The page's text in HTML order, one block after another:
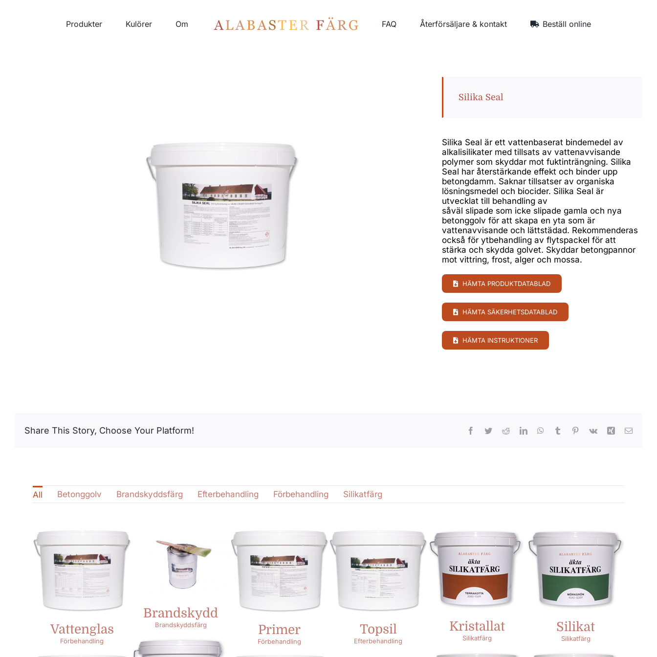
Produkter Kulörer Om FAQ Återförsäljare & kontakt Beställ online
Silika Seal
Silika Seal är ett vattenbaserat bindemedel av
alkalisilikater med tillsats av vattenavvisande
polymer som skyddar mot fuktinträngning. Silika
Seal har återstärkande effekt och binder upp
betongdamm. Saknar tillsatser av organiska
lösningsmedel och biocider. Silika Seal är
utvecklat till behandling av
såväl slipade som icke slipade gamla och nya
betonggolv för att skapa en yta som är
vattenavvisande och lättstädad. Rekommenderas
också för ytbehandling av flytspackel för att
stärka och skydda golvet. Skyddar betongpannor
mot vittring, frost, alger och mossa.
HÄMTA PRODUKTDATABLAD
HÄMTA SÄKERHETSDATABLAD
HÄMTA INSTRUKTIONER
Share This Story, Choose Your Platform! Facebook
TwitterRedditLinkedInWhatsApp
Tumblr Pinterest
Vk Xing E-
All Betonggolv Brandskyddsfärg Efterbehandling Förbehandling Silikatfärg
Vattenglas
Förbehandling
Brandskydd
Brandskyddsfärg Primer
Förbehandling
Topsil
Efterbehandling
Kristallat
Silikatfärg
Silikat
Silikatfärg